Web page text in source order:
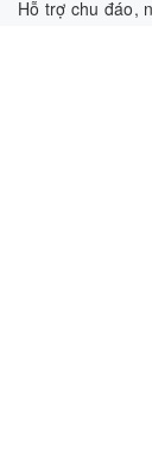
Hỗ trợ chu đáo,